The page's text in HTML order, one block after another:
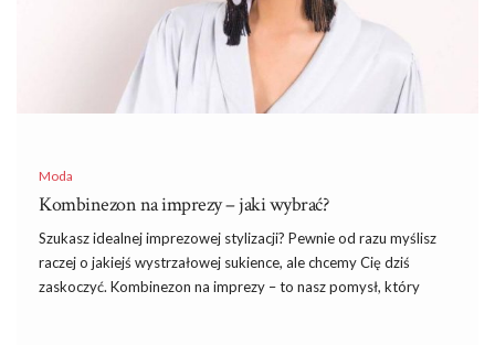
Dlaczego warto wybrać sukienkę
hiszpanską Marcela?
Wybór sukienki hiszpańskiej to zawsze dobry pomysł, gdy
Moda
Kombinezon na imprezy – jaki wybrać?
Szukasz idealnej imprezowej stylizacji? Pewnie od razu myślisz
raczej o jakiejś wystrzałowej sukience, ale chcemy Cię dziś
zaskoczyć. Kombinezon na imprezy – to nasz pomysł, który